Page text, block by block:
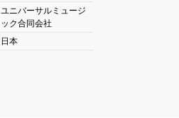
ユニバーサルミュージ
ック合同会社
日本